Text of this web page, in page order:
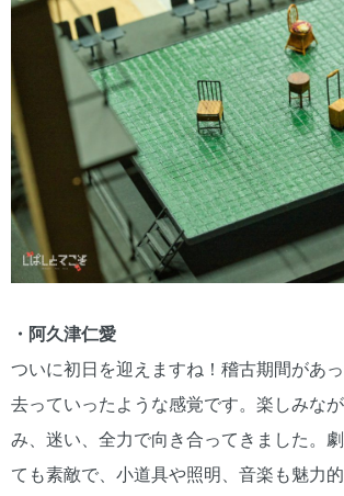
・阿久津仁愛
ついに初日を迎えますね！稽古期間があ
去っていったような感覚です。楽しみな
み、迷い、全力で向き合ってきました。
ても素敵で、小道具や照明、音楽も魅力